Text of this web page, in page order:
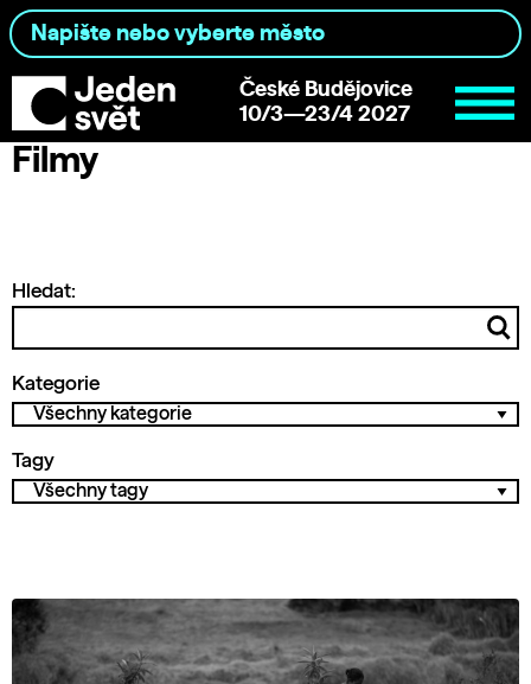
České Budějovice
10/3—23/4 2027
Filmy
Hledat:
Kategorie
Tagy